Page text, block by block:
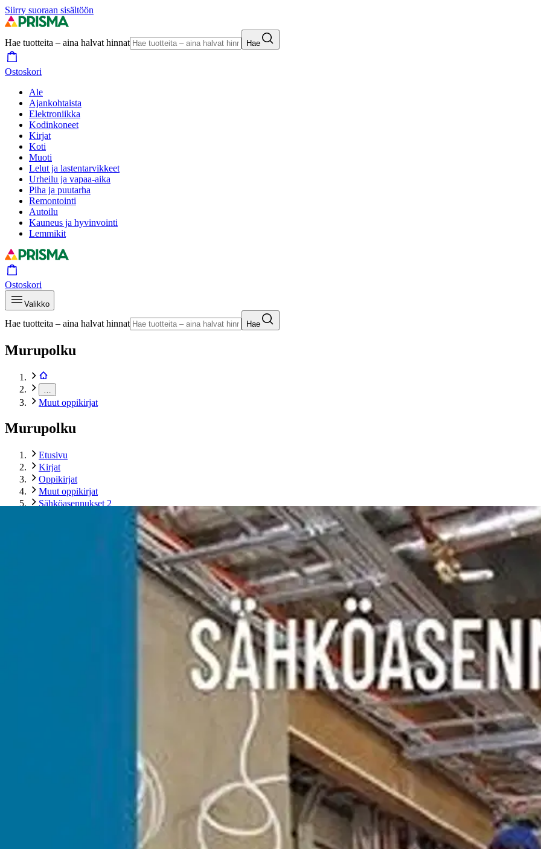
Siirry suoraan sisältöön
Hae tuotteita – aina halvat hinnat Hae
Ostoskori
Ale
Ajankohtaista
Elektroniikka
Kodinkoneet
Kirjat
Koti
Muoti
Lelut ja lastentarvikkeet
Urheilu ja vapaa-aika
Piha ja puutarha
Remontointi
Autoilu
Kauneus ja hyvinvointi
Lemmikit
Ostoskori
Valikko
Hae tuotteita – aina halvat hinnat Hae
Murupolku
Muut oppikirjat
Murupolku
Etusivu
Kirjat
Oppikirjat
Muut oppikirjat
Sähköasennukset 2
Ohita tuotekuva
-15 %
Kotiin tai noutopisteeseen
Alk. 0 €